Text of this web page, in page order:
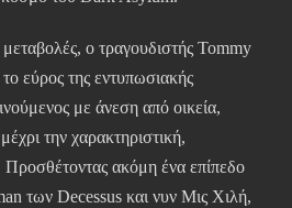
ο τραγουδιστής Tommy
εύρος της εντυπωσιακής
με άνεση από οικεία,
την χαρακτηριστική,
Προσθέτοντας ακόμη ένα επίπεδο
των Decessus και νυν Μις Χιλή,